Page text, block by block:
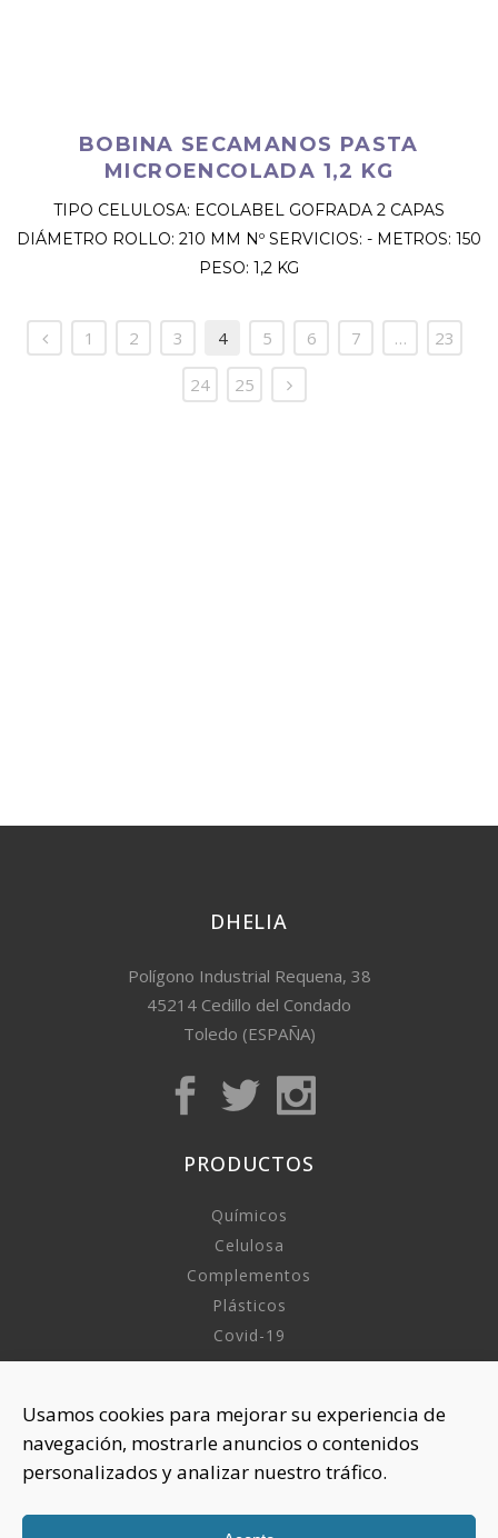
Usamos cookies para mejorar su experiencia de
navegación, mostrarle anuncios o contenidos
personalizados y analizar nuestro tráfico.
BOBINA SECAMANOS PASTA
MICROENCOLADA 1,2 KG
TIPO CELULOSA: ECOLABEL GOFRADA 2 CAPAS
DIÁMETRO ROLLO: 210 MM Nº SERVICIOS: - METROS: 150
PESO: 1,2 KG
1 2 3 4 5 6 7 … 23
24 25
DHELIA
Polígono Industrial Requena, 38
45214 Cedillo del Condado
Toledo (ESPAÑA)
PRODUCTOS
Químicos
Celulosa
Complementos
Plásticos
Covid-19
Sobre nosotros
Aviso Legal
Política de Privacidad